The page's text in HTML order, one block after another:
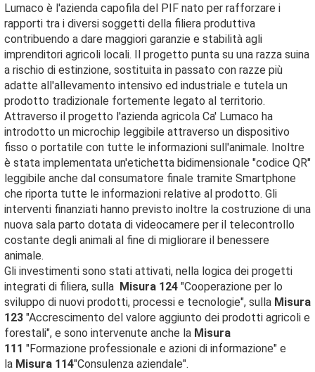
Lumaco è l'azienda capofila del PIF nato per rafforzare i
rapporti tra i diversi soggetti della filiera produttiva
contribuendo a dare maggiori garanzie e stabilità agli
imprenditori agricoli locali. Il progetto punta su una razza suina
a rischio di estinzione, sostituita in passato con razze più
adatte all'allevamento intensivo ed industriale e tutela un
prodotto tradizionale fortemente legato al territorio.
Attraverso il progetto l'azienda agricola Ca' Lumaco ha
introdotto un microchip leggibile attraverso un dispositivo
fisso o portatile con tutte le informazioni sull'animale. Inoltre
è stata implementata un'etichetta bidimensionale "codice QR"
leggibile anche dal consumatore finale tramite Smartphone
che riporta tutte le informazioni relative al prodotto. Gli
interventi finanziati hanno previsto inoltre la costruzione di una
nuova sala parto dotata di videocamere per il telecontrollo
costante degli animali al fine di migliorare il benessere
animale.
Gli investimenti sono stati attivati, nella logica dei progetti
integrati di filiera, sulla Misura 124 "Cooperazione per lo
sviluppo di nuovi prodotti, processi e tecnologie", sulla Misura
123 "Accrescimento del valore aggiunto dei prodotti agricoli e
forestali", e sono intervenute anche la Misura
111 "Formazione professionale e azioni di informazione" e
la Misura 114"Consulenza aziendale".